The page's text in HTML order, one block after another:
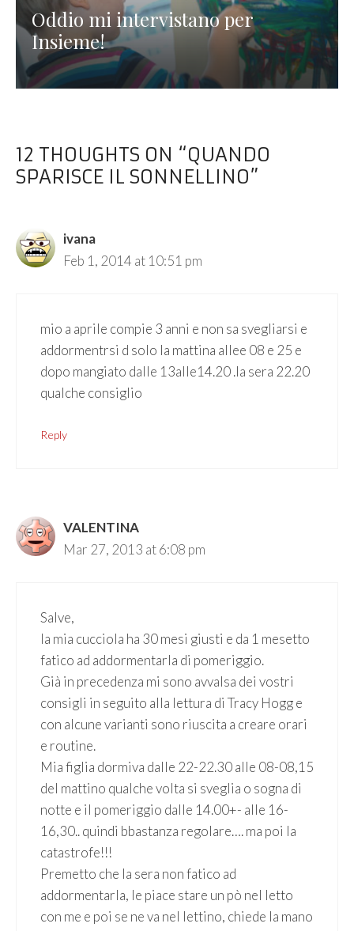
Oddio mi intervistano per
Insieme!
12 THOUGHTS ON “QUANDO
SPARISCE IL SONNELLINO”
ivana
Feb 1, 2014 at 10:51 pm
mio a aprile compie 3 anni e non sa svegliarsi e
addormentrsi d solo la mattina allee 08 e 25 e
dopo mangiato dalle 13alle14.20 .la sera 22.20
qualche consiglio
Reply
VALENTINA
Mar 27, 2013 at 6:08 pm
Salve,
la mia cucciola ha 30 mesi giusti e da 1 mesetto
fatico ad addormentarla di pomeriggio.
Già in precedenza mi sono avvalsa dei vostri
consigli in seguito alla lettura di Tracy Hogg e
con alcune varianti sono riuscita a creare orari
e routine.
Mia figlia dormiva dalle 22-22.30 alle 08-08,15
del mattino qualche volta si sveglia o sogna di
notte e il pomeriggio dalle 14.00+- alle 16-
16,30.. quindi bbastanza regolare…. ma poi la
catastrofe!!!
Premetto che la sera non fatico ad
addormentarla, le piace stare un pò nel letto
con me e poi se ne va nel lettino, chiede la mano